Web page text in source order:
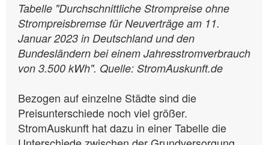
Tabelle "Durchschnittliche Strompreise ohne
Strompreisbremse für Neuverträge am 11.
Januar 2023 in Deutschland und den
Bundesländern bei einem Jahresstromverbrauch
von 3.500 kWh". Quelle: StromAuskunft.de
Bezogen auf einzelne Städte sind die
Preisunterschiede noch viel größer.
StromAuskunft hat dazu in einer Tabelle die